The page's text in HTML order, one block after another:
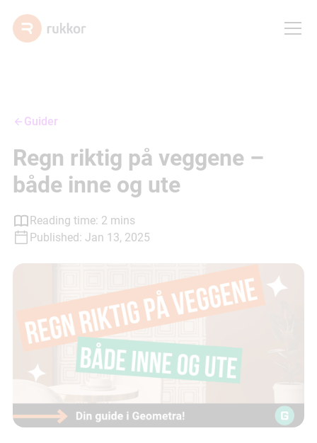
Guider
Regn riktig på veggene –
både inne og ute
Reading time: 2 mins
Published: Jan 13, 2025